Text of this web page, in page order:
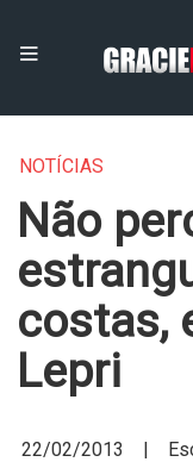
NOTÍCIAS
Não
costas,
Lepri
22/02/2013 |